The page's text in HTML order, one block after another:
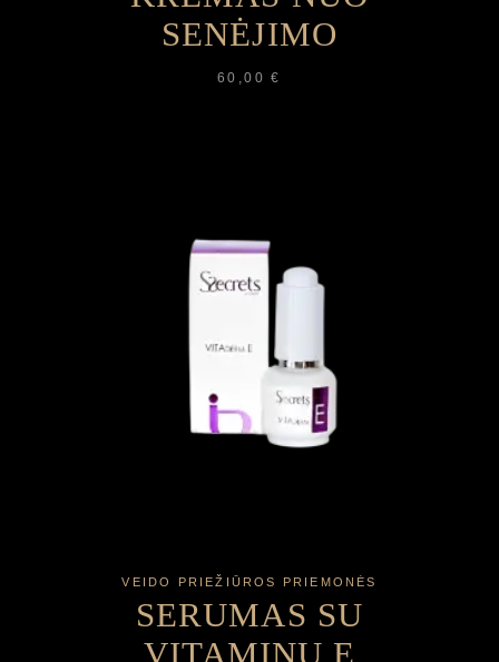
SENĖJIMO
60,00€
VEIDO PRIEŽIŪROS PRIEMONĖS
SERUMAS SU
VITAMINU E